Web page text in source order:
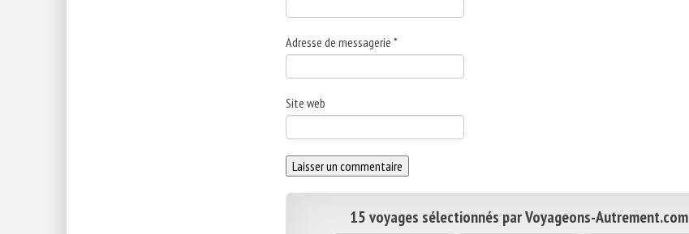
Adresse de messagerie *
Site web
15 voyages sélectionnés par Voyageons-Autrement.com